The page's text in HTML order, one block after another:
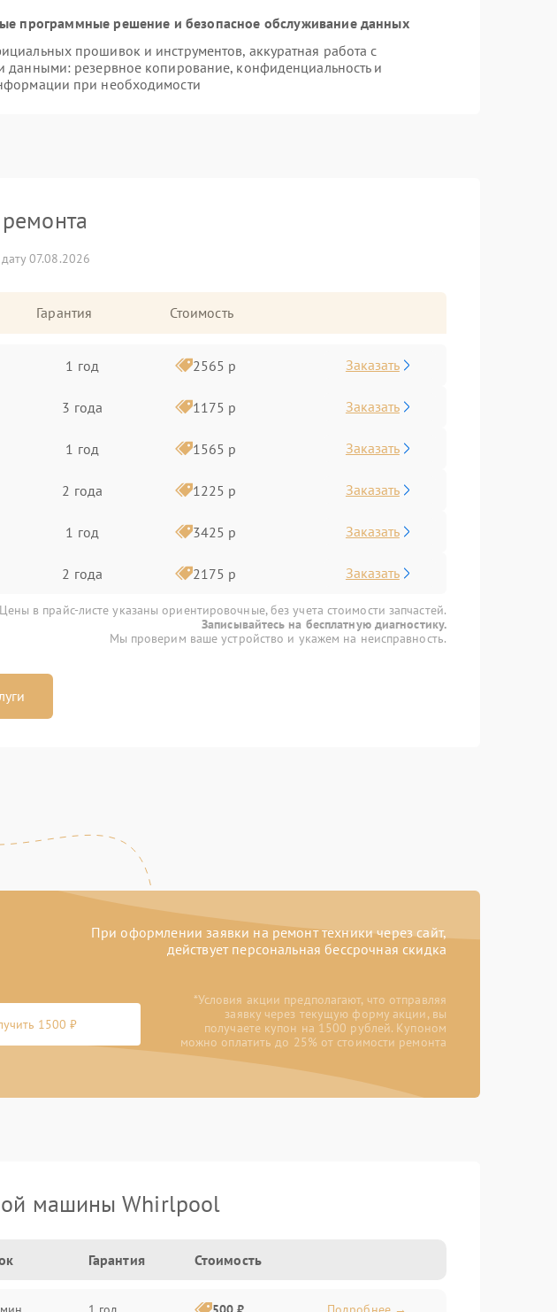
программные решение и безопасное обслуживание данных
прошивок и инструментов, аккуратная работа с
данными: резервное копирование, конфиденциальность и
при необходимости
07.08.2026
Гарантия Стоимость
1 год 2565 р Заказать
3 года 1175 р Заказать
1 год 1565 р Заказать
2 года 1225 р Заказать
1 год 3425 р Заказать
2 года 2175 р Заказать
Цены в прайс-листе указаны ориентировочные, без учета стоимости запчастей.
Записывайтесь на бесплатную диагностику.
Мы проверим ваше устройство и укажем на неисправность.
При оформлении заявки на ремонт техники через сайт,
действует персональная бессрочная скидка
1500 ₽
*Условия акции предполагают, что отправляя
заявку через текущую форму акции, вы
получаете купон на 1500 рублей. Купоном
можно оплатить до 25% от стоимости ремонта
машины Whirlpool
Гарантия Стоимость